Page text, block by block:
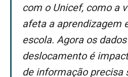
com o Unicef, como a
afeta a aprendizagem
escola. Agora os
deslocamento é
de informação precisa